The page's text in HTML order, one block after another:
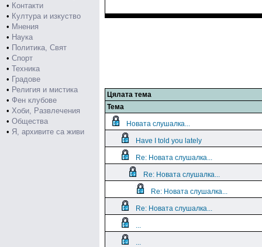
• Контакти
• Култура и изкуство
• Мнения
• Наука
• Политика, Свят
• Спорт
• Техника
• Градове
• Религия и мистика
• Фен клубове
• Хоби, Развлечения
• Общества
• Я, архивите са живи
Цялата тема
Тема
Новата слушалка...
Have I told you lately
Re: Новата слушалка...
Re: Новата слушалка...
Re: Новата слушалка...
Re: Новата слушалка...
...
...